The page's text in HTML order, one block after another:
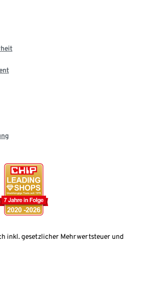
inkl. gesetzlicher Mehrwertsteuer und